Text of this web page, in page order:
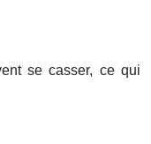
se casser, ce qui